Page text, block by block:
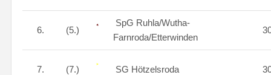
6. (5.)
SpG Ruhla/Wutha-
Farnroda/Etterwinden
7. (7.) SG Hötzelsroda